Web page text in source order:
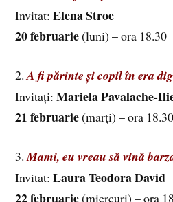
Invitat:Elena Stroe
20 februarie(luni) – ora 18.30
2. A fi părinte și copil în era
Invitați:Mariela Pavalache-
21 februarie(marţi) – ora 18.30
3.Mami, eu vreau să vină
Invitat:Laura Teodora David
22 februarie(miercuri) – ora